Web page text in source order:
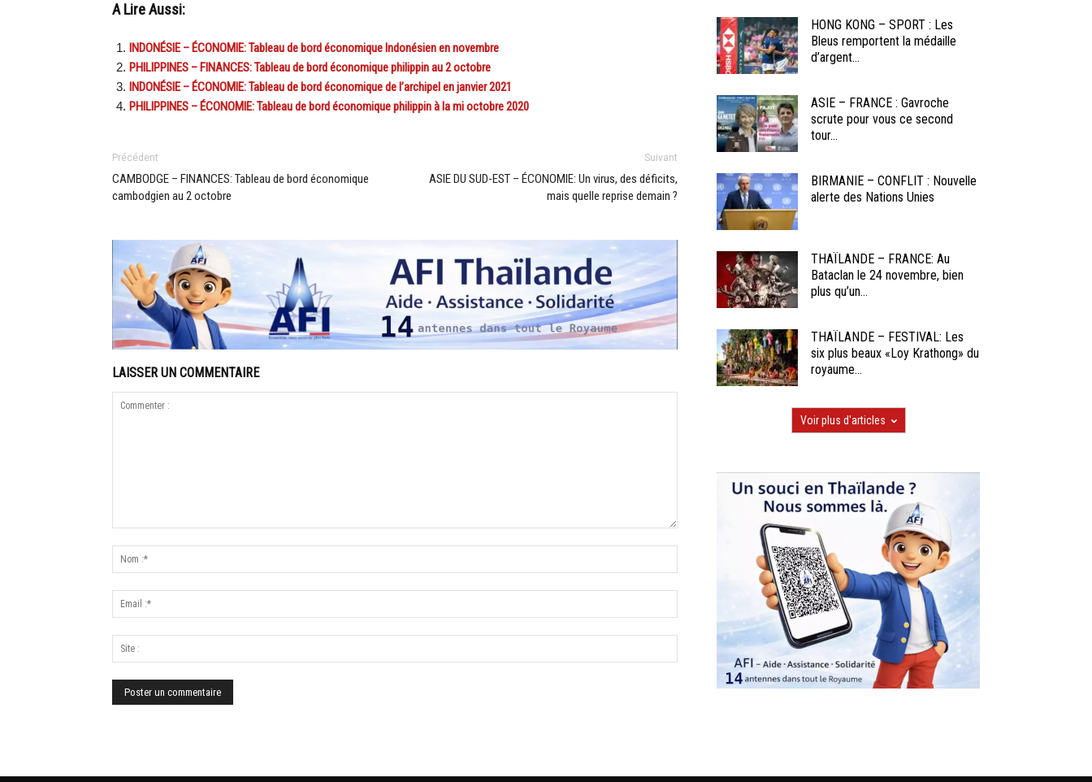
A Lire Aussi:
INDONÉSIE – ÉCONOMIE: Tableau de bord économique Indonésien en novembre
PHILIPPINES – FINANCES: Tableau de bord économique philippin au 2 octobre
INDONÉSIE – ÉCONOMIE: Tableau de bord économique de l’archipel en janvier 2021
PHILIPPINES – ÉCONOMIE: Tableau de bord économique philippin à la mi octobre 2020
Précédent
CAMBODGE – FINANCES: Tableau de bord économique
cambodgien au 2 octobre
Suivant
ASIE DU SUD-EST – ÉCONOMIE: Un virus, des déficits,
mais quelle reprise demain ?
LAISSER UN COMMENTAIRE
HONG KONG – SPORT : Les
Bleus remportent la médaille
d’argent...
ASIE – FRANCE : Gavroche
scrute pour vous ce second
tour...
BIRMANIE – CONFLIT : Nouvelle
alerte des Nations Unies
THAÏLANDE – FRANCE: Au
Bataclan le 24 novembre, bien
plus qu’un...
THAÏLANDE – FESTIVAL: Les
six plus beaux «Loy Krathong» du
royaume...
Voir plus d'articles